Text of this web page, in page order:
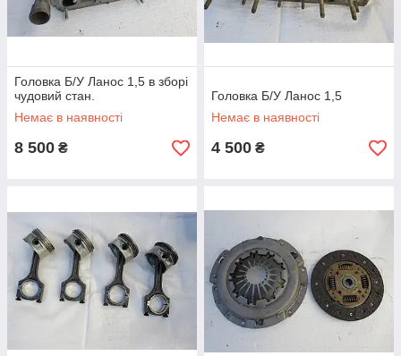
Головка Б/У Ланос 1,5 в зборі
чудовий стан.
Немає в наявності
8 500 ₴
Головка Б/У Ланос 1,5
Немає в наявності
4 500 ₴